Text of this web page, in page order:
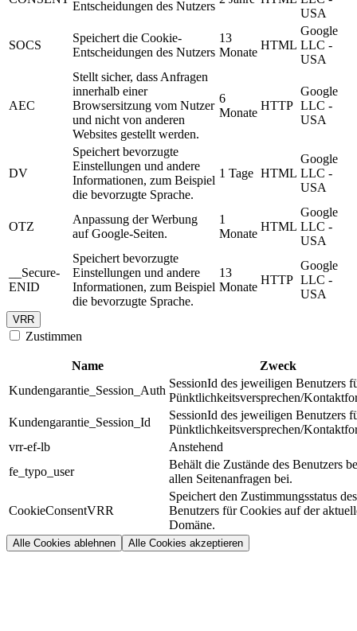
Entscheidungen des Nutzers
USA
SOCS
Speichert die Cookie-
Entscheidungen des Nutzers
13
Monate
HTML
Google
LLC -
USA
AEC
Stellt sicher, dass Anfragen
innerhalb einer
Browsersitzung vom Nutzer
und nicht von anderen
Websites gestellt werden.
6
Monate
HTTP
Google
LLC -
USA
DV
Speichert bevorzugte
Einstellungen und andere
Informationen, zum Beispiel
die bevorzugte Sprache.
1 Tage HTML
Google
LLC -
USA
OTZ
Anpassung der Werbung
auf Google-Seiten.
1
Monate
HTML
Google
LLC -
USA
__Secure-
ENID
Speichert bevorzugte
Einstellungen und andere
Informationen, zum Beispiel
die bevorzugte Sprache.
13
Monate
HTTP
Google
LLC -
USA
VRR
Zustimmen
Name
Zweck
Kundengarantie_Session_Auth
SessionId des jeweiligen Benutzers
Pünktlichkeitsversprechen/
Kundengarantie_Session_Id
SessionId des jeweiligen Benutzers
Pünktlichkeitsversprechen/
vrr-ef-lb
Anstehend
fe_typo_user
Behält die Zustände des Benutzers
allen Seitenanfragen bei.
CookieConsentVRR
Speichert den Zustimmungsstatus des
Benutzers für Cookies auf der
Domäne.
Alle Cookies ablehnen Alle Cookies akzeptieren